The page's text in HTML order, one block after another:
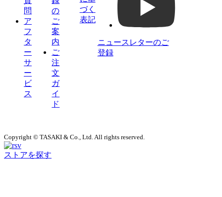
問
ア
フ
タ
ー
サ
ー
ビ
ス
の
ご
案
内
ご
注
文
ガ
イ
ド
づく
表記
ニュースレターのご
登録
Copyright © TASAKI & Co., Ltd. All rights reserved.
ストアを探す